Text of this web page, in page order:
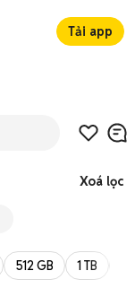
Tải app
Xoá lọc
512 GB 1 TB